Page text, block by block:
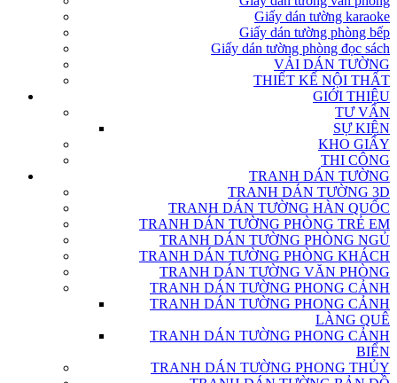
Giấy dán tường karaoke
Giấy dán tường phòng bếp
Giấy dán tường phòng đọc sách
VẢI DÁN TƯỜNG
THIẾT KẾ NỘI THẤT
GIỚI THIỆU
TƯ VẤN
SỰ KIỆN
KHO GIẤY
THI CÔNG
TRANH DÁN TƯỜNG
TRANH DÁN TƯỜNG 3D
TRANH DÁN TƯỜNG HÀN QUỐC
TRANH DÁN TƯỜNG PHÒNG TRẺ EM
TRANH DÁN TƯỜNG PHÒNG NGỦ
TRANH DÁN TƯỜNG PHÒNG KHÁCH
TRANH DÁN TƯỜNG VĂN PHÒNG
TRANH DÁN TƯỜNG PHONG CẢNH
TRANH DÁN TƯỜNG PHONG CẢNH
LÀNG QUÊ
TRANH DÁN TƯỜNG PHONG CẢNH
BIỂN
TRANH DÁN TƯỜNG PHONG THỦY